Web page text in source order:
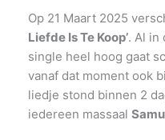
Op 21 Maart 2025
Liefde Is Te Koop’. Al in
single heel hoog gaat
vanaf dat moment ook
liedje stond binnen 2
iedereen massaal